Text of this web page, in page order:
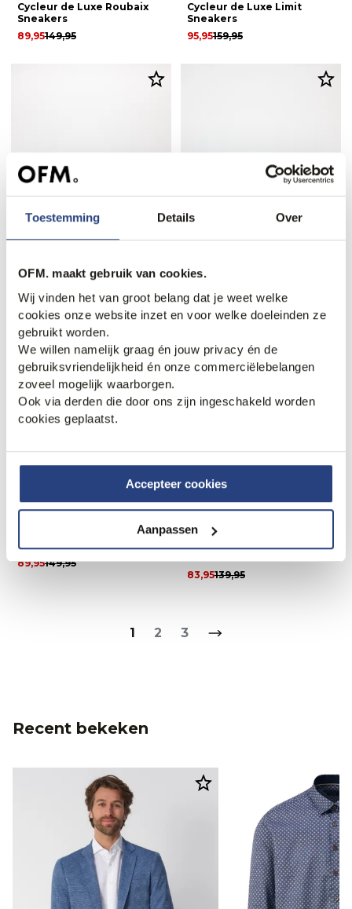
Toestemming Details Over
OFM. maakt gebruik van cookies.
Wij vinden het van groot belang dat je weet welke
cookies onze website inzet en voor welke doeleinden ze
gebruikt worden.
We willen namelijk graag én jouw privacy én de
gebruiksvriendelijkheid én onze commerciëlebelangen
zoveel mogelijk waarborgen.
Ook via derden die door ons zijn ingeschakeld worden
cookies geplaatst.
Accepteer cookies
Aanpassen
Cycleur de Luxe Roubaix
Sneakers
149,95
89,95
Cycleur de Luxe Limit
Sneakers
159,95
95,95
Cycleur de Luxe Disaster
149,95
89,95
Cycleur de Luxe Roadie
149,95
89,95
Cycleur de Luxe Sneakers
149,95
89,95
Cycleur de Luxe Oververt
139,95
83,95
1 2 3
Recent bekeken